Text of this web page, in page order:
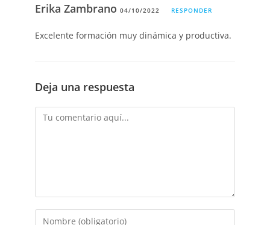
Erika Zambrano04/10/2022 RESPONDER
Excelente formación muy dinámica y productiva.
Deja una respuesta